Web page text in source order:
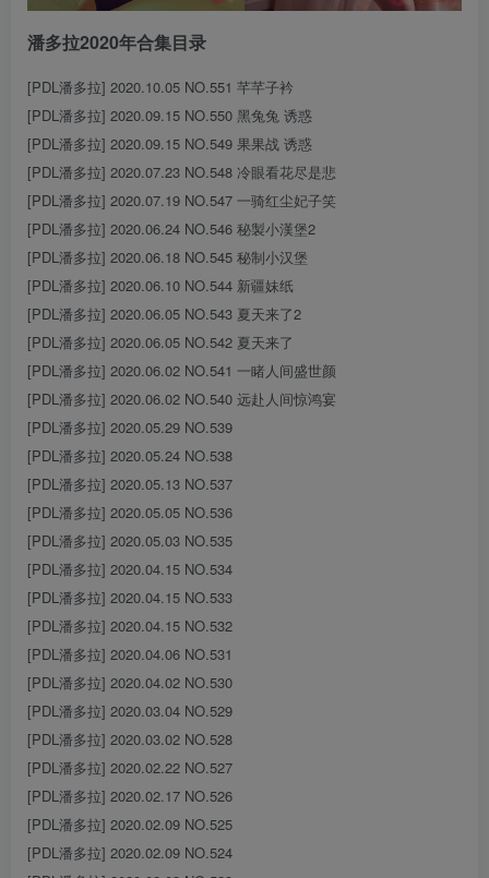
潘多拉2020年合集目录
[PDL潘多拉] 2020.10.05 NO.551 芊芊子衿
[PDL潘多拉] 2020.09.15 NO.550 黑兔兔 诱惑
[PDL潘多拉] 2020.09.15 NO.549 果果战 诱惑
[PDL潘多拉] 2020.07.23 NO.548 冷眼看花尽是悲
[PDL潘多拉] 2020.07.19 NO.547 一骑红尘妃子笑
[PDL潘多拉] 2020.06.24 NO.546 秘製小漢堡2
[PDL潘多拉] 2020.06.18 NO.545 秘制小汉堡
[PDL潘多拉] 2020.06.10 NO.544 新疆妹纸
[PDL潘多拉] 2020.06.05 NO.543 夏天来了2
[PDL潘多拉] 2020.06.05 NO.542 夏天来了
[PDL潘多拉] 2020.06.02 NO.541 一睹人间盛世颜
[PDL潘多拉] 2020.06.02 NO.540 远赴人间惊鸿宴
[PDL潘多拉] 2020.05.29 NO.539
[PDL潘多拉] 2020.05.24 NO.538
[PDL潘多拉] 2020.05.13 NO.537
[PDL潘多拉] 2020.05.05 NO.536
[PDL潘多拉] 2020.05.03 NO.535
[PDL潘多拉] 2020.04.15 NO.534
[PDL潘多拉] 2020.04.15 NO.533
[PDL潘多拉] 2020.04.15 NO.532
[PDL潘多拉] 2020.04.06 NO.531
[PDL潘多拉] 2020.04.02 NO.530
[PDL潘多拉] 2020.03.04 NO.529
[PDL潘多拉] 2020.03.02 NO.528
[PDL潘多拉] 2020.02.22 NO.527
[PDL潘多拉] 2020.02.17 NO.526
[PDL潘多拉] 2020.02.09 NO.525
[PDL潘多拉] 2020.02.09 NO.524